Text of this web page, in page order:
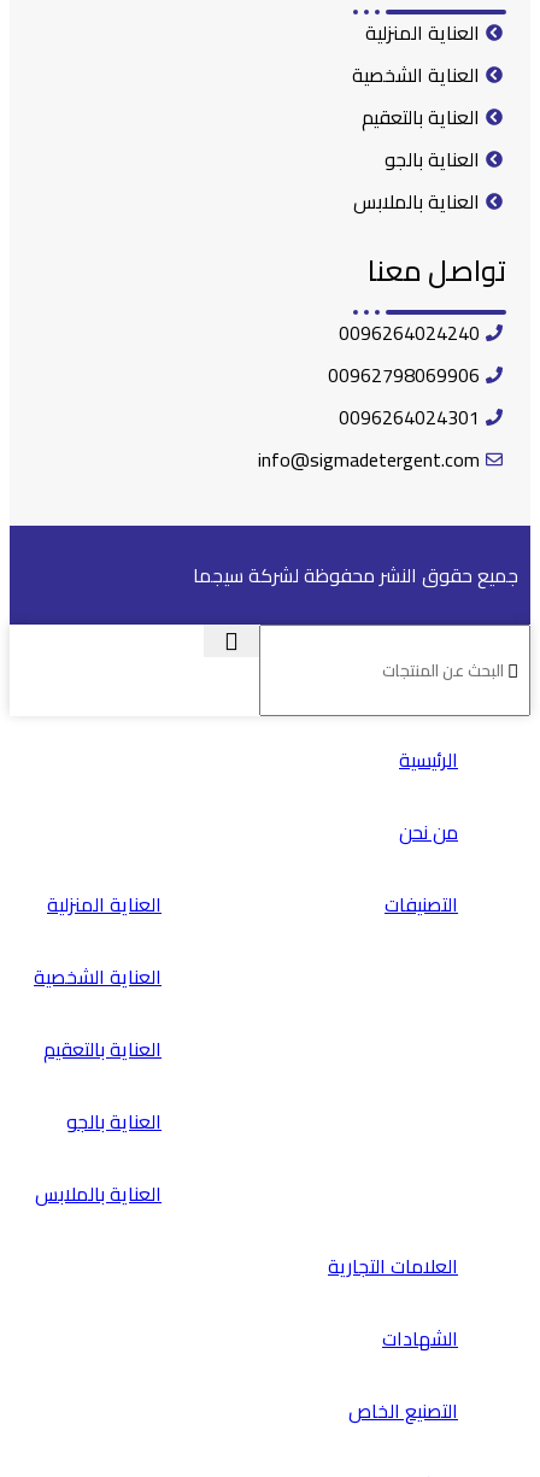
العناية المنزلية
العناية الشخصية
العناية بالتعقيم
العناية بالجو
العناية بالملابس
تواصل معنا
0096264024240
00962798069906
0096264024301
info@sigmadetergent.com
جميع حقوق النشر محفوظة لشركة سيجما
الرئيسية
من نحن
التصنيفات
العناية المنزلية
العناية الشخصية
العناية بالتعقيم
العناية بالجو
العناية بالملابس
العلامات التجارية
الشهادات
التصنيع الخاص